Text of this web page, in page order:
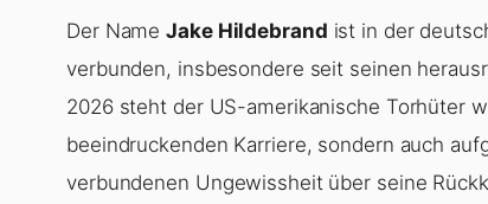
Der NameJake Hildebrand ist in der
verbunden, insbesondere seit seinen
2026 steht der US-amerikanische Torhüter
beeindruckenden Karriere, sondern auch
verbundenen Ungewissheit über seine